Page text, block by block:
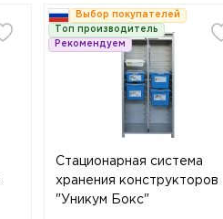
Выбор покупателей
Топ производитель
Рекомендуем
Стационарная система
хранения конструкторов
"Уникум Бокс"